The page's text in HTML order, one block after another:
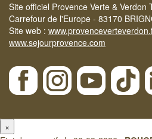
Site officiel Provence Verte & Verdon
Carrefour de l'Europe - 83170
Site web :
www.sejourprovence.com
×